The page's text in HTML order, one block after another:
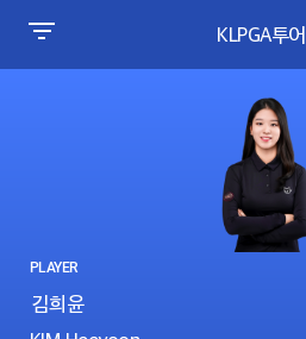
KLPGA투어
PLAYER